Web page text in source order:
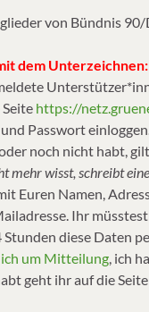
von Bündnis 90/
dem Unterzeichnen:
https://
Passwort
noch nicht habt,
mehr wisst, schreibt
Euren Namen,
Ihr
diese Daten
ich um Mitteilung, ich
geht ihr auf die Seite